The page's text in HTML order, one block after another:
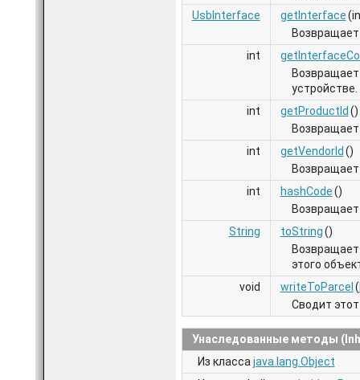
UsbInterface
getInterface
int
устройстве.
int
getProductId()
Возвращает
int
getVendorId()
Возвращает
int
hashCode()
Возвращает
String
toString()
Возвращает
этого
void
writeToParcel(
Сводит
Унаследованные методы
Из класса java.lang.Object